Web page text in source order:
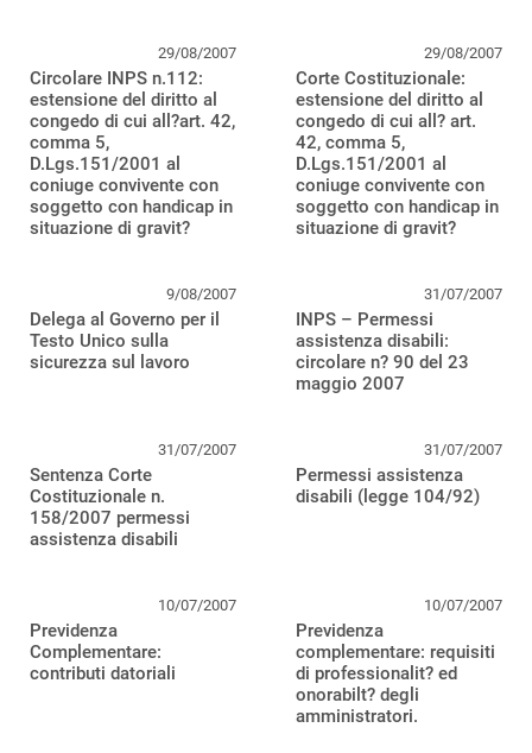
29/08/2007
Circolare INPS n.112:
estensione del diritto al
congedo di cui all?art. 42,
comma 5,
D.Lgs.151/2001 al
coniuge convivente con
soggetto con handicap in
situazione di gravit?
29/08/2007
Corte Costituzionale:
estensione del diritto al
congedo di cui all? art.
42, comma 5,
D.Lgs.151/2001 al
coniuge convivente con
soggetto con handicap in
situazione di gravit?
9/08/2007
Delega al Governo per il
Testo Unico sulla
sicurezza sul lavoro
31/07/2007
INPS – Permessi
assistenza disabili:
circolare n? 90 del 23
maggio 2007
31/07/2007
Sentenza Corte
Costituzionale n.
158/2007 permessi
assistenza disabili
31/07/2007
Permessi assistenza
disabili (legge 104/92)
10/07/2007
Previdenza
Complementare:
contributi datoriali
10/07/2007
Previdenza
complementare: requisiti
di professionalit? ed
onorabilt? degli
amministratori.